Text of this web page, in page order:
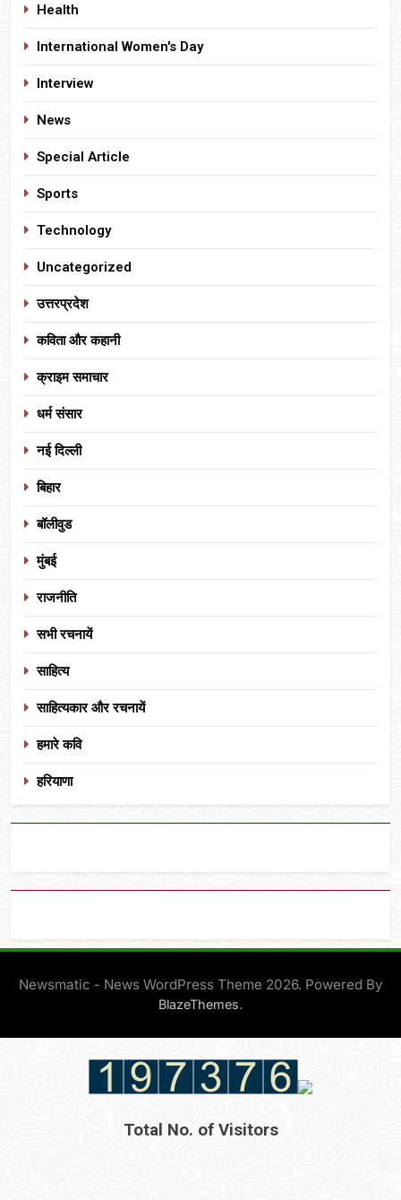
Health
International Women's Day
Interview
News
Special Article
Sports
Technology
Uncategorized
उत्तरप्रदेश
कविता और कहानी
क्राइम समाचार
धर्म संसार
नई दिल्ली
बिहार
बॉलीवुड
मुंबई
राजनीति
सभी रचनायें
साहित्य
साहित्यकार और रचनायें
हमारे कवि
हरियाणा
Newsmatic - News WordPress Theme 2026. Powered By
BlazeThemes.
Total No. of Visitors